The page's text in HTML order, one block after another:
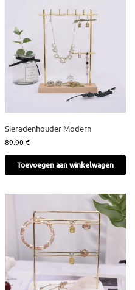
Sieradenhouder Modern
89.90€
Toevoegen aan winkelwagen